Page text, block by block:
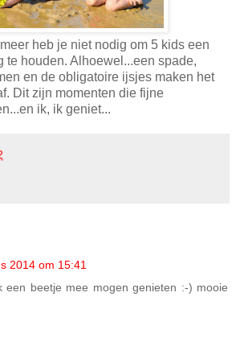
heb je niet nodig om 5 kids een
te houden. Alhoewel...een spade,
en de obligatoire ijsjes maken het
Dit zijn momenten die fijne
ik, ik geniet...
2014 om 15:41
een beetje mee mogen genieten :-) mooie